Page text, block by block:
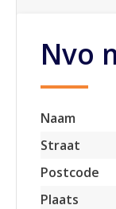
Nvo
Naam
Straat
Postcode
Plaats